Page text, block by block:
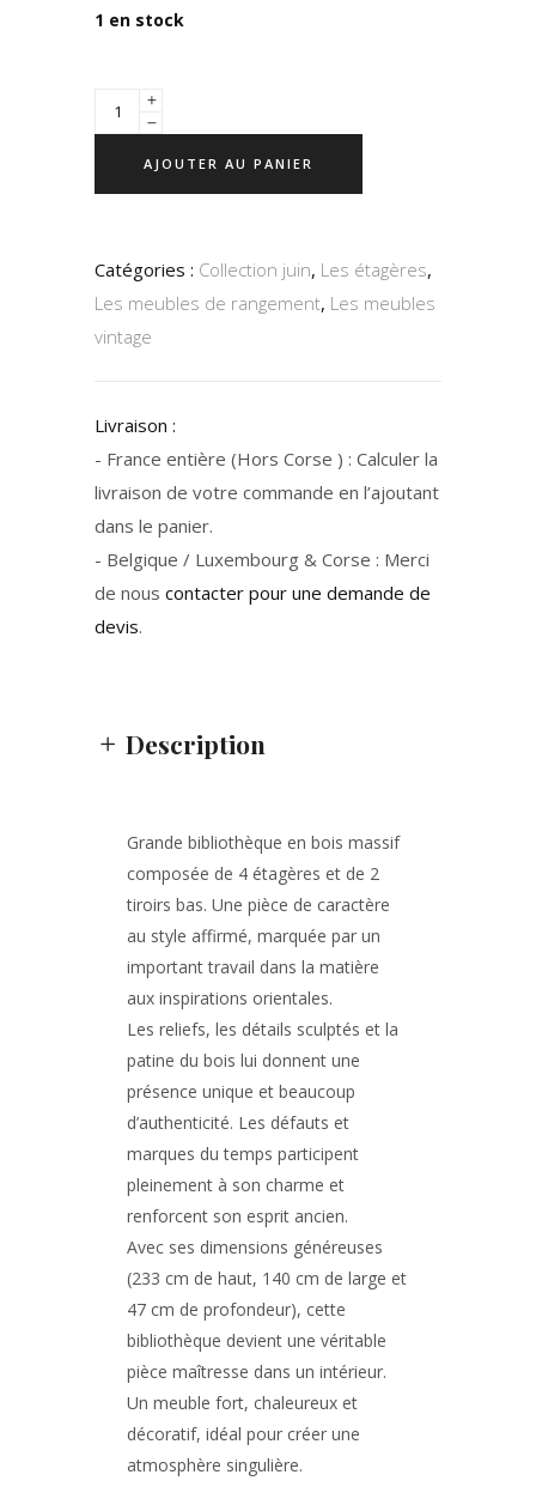
1 en stock
AJOUTER AU PANIER
Catégories : Collection juin, Les étagères,
Les meubles de rangement, Les meubles
vintage
Livraison :
- France entière (Hors Corse ) : Calculer la
livraison de votre commande en l’ajoutant
dans le panier.
- Belgique / Luxembourg & Corse : Merci
de nous contacter pour une demande de
devis.
Description
Grande bibliothèque en bois massif
composée de 4 étagères et de 2
tiroirs bas. Une pièce de caractère
au style affirmé, marquée par un
important travail dans la matière
aux inspirations orientales.
Les reliefs, les détails sculptés et la
patine du bois lui donnent une
présence unique et beaucoup
d’authenticité. Les défauts et
marques du temps participent
pleinement à son charme et
renforcent son esprit ancien.
Avec ses dimensions généreuses
(233 cm de haut, 140 cm de large et
47 cm de profondeur), cette
bibliothèque devient une véritable
pièce maîtresse dans un intérieur.
Un meuble fort, chaleureux et
décoratif, idéal pour créer une
atmosphère singulière.